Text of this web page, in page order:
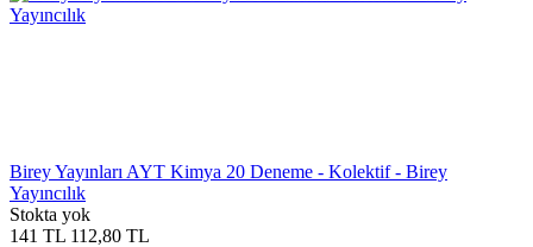
Birey Yayınları AYT Kimya 20 Deneme - Kolektif - Birey
Yayıncılık
Stokta yok
141 TL 112,80 TL